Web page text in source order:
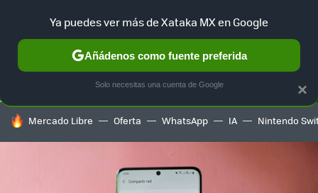
SELECCIÓN GAMING HOME AUTO TERRITORIO
HOY SE HABLA DE
Mercado Libre Oferta WhatsApp IA Nintendo
×
Ya puedes ver más de Xataka MX en Google
Añádenos como fuente preferida
Solo necesitas una cuenta de Google